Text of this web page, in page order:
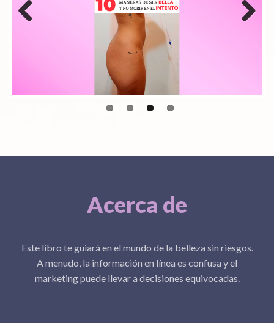
Acerca de
Este libro te guiará en el mundo de la belleza sin riesgos.
A menudo, la información en línea es confusa y el
marketing puede llevar a decisiones equivocadas.